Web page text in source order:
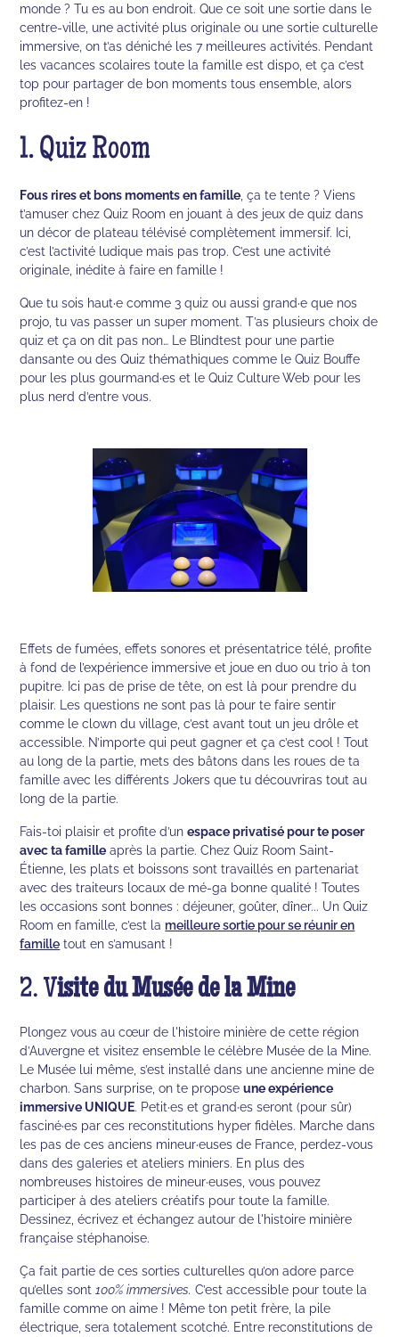
monde ? Tu es au bon endroit. Que ce soit une sortie dans le
centre-ville, une activité plus originale ou une sortie culturelle
immersive, on t’as déniché les 7 meilleures activités. Pendant
les vacances scolaires toute la famille est dispo, et ça c’est
top pour partager de bon moments tous ensemble, alors
profitez-en !
1. Quiz Room
Fous rires et bons moments en famille , ça te tente ? Viens
t’amuser chez Quiz Room en jouant à des jeux de quiz dans
un décor de plateau télévisé complètement immersif. Ici,
c’est l’activité ludique mais pas trop. C’est une activité
originale, inédite à faire en famille !
Que tu sois haut·e comme 3 quiz ou aussi grand·e que nos
projo, tu vas passer un super moment. T’as plusieurs choix de
quiz et ça on dit pas non… Le Blindtest pour une partie
dansante ou des Quiz thémathiques comme le Quiz Bouffe
pour les plus gourmand·es et le Quiz Culture Web pour les
plus nerd d’entre vous.
Effets de fumées, effets sonores et présentatrice télé, profite
à fond de l’expérience immersive et joue en duo ou trio à ton
pupitre. Ici pas de prise de tête, on est là pour prendre du
plaisir. Les questions ne sont pas là pour te faire sentir
comme le clown du village, c’est avant tout un jeu drôle et
accessible. N’importe qui peut gagner et ça c’est cool ! Tout
au long de la partie, mets des bâtons dans les roues de ta
famille avec les différents Jokers que tu découvriras tout au
long de la partie.
Fais-toi plaisir et profite d’unespace privatisé pour te poser
avec ta famille après la partie. Chez Quiz Room Saint-
Étienne, les plats et boissons sont travaillés en partenariat
avec des traiteurs locaux de mé-ga bonne qualité ! Toutes
les occasions sont bonnes : déjeuner, goûter, dîner... Un Quiz
Room en famille, c’est la meilleure sortie pour se réunir en
famille tout en s’amusant !
2. Visite du Musée de la Mine
Plongez vous au cœur de l'histoire minière de cette région
d’Auvergne et visitez ensemble le célèbre Musée de la Mine.
Le Musée lui même, s’est installé dans une ancienne mine de
charbon. Sans surprise, on te proposeune expérience
immersive UNIQUE. Petit·es et grand·es seront (pour sûr)
fasciné·es par ces reconstitutions hyper fidèles. Marche dans
les pas de ces anciens mineur·euses de France, perdez-vous
dans des galeries et ateliers miniers. En plus des
nombreuses histoires de mineur·euses, vous pouvez
participer à des ateliers créatifs pour toute la famille.
Dessinez, écrivez et échangez autour de l'histoire minière
française stéphanoise.
Ça fait partie de ces sorties culturelles qu’on adore parce
qu’elles sont 100% immersives. C’est accessible pour toute la
famille comme on aime ! Même ton petit frère, la pile
électrique, sera totalement scotché. Entre reconstitutions de